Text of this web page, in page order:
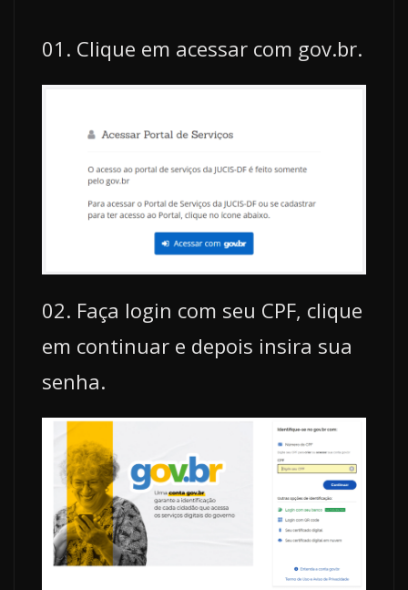
01. Clique em acessar com gov.br.
02. Faça login com seu CPF, clique
em continuar e depois insira sua
senha.